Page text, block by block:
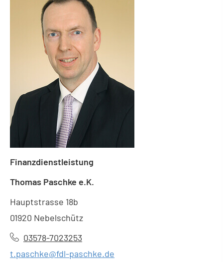
Finanzdienstleistung
Thomas Paschke e.K.
Hauptstrasse 18b
01920 Nebelschütz
03578-7023253
t.paschke@fdl-paschke.de